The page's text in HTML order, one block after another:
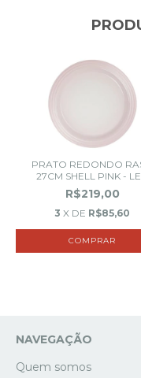
PRATO REDONDO
27CM SHELL PINK -
R$219,00
3 X DE R$85,60
NAVEGAÇÃO
Quem somos